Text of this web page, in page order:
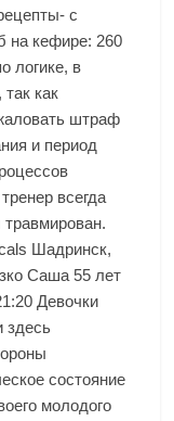
с
на кефире: 260
логике, в
как
штраф
и период
всегда
Шадринск,
Саша 55 лет
Девочки
здесь
состояние
молодого